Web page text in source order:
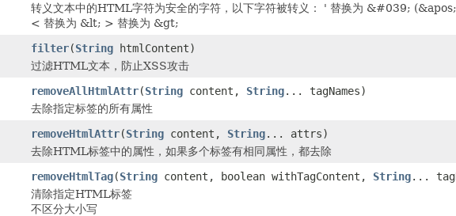
转义文本中的HTML字符为安全的字符，以下字符被转义： ' 替换为 &#039;
< 替换为 &lt; > 替换为 &gt;
filter(String htmlContent)
过滤HTML文本，防止XSS攻击
removeAllHtmlAttr(String content, String... tagNames)
去除指定标签的所有属性
removeHtmlAttr(String content, String... attrs)
去除HTML标签中的属性，如果多个标签有相同属性，都去除
removeHtmlTag(String content, boolean withTagContent, String...
清除指定HTML标签
不区分大小写